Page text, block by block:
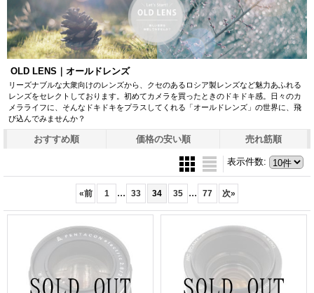
OLD LENS｜オールドレンズ
リーズナブルな大衆向けのレンズから、クセのあるロシア製レンズなど魅力あふれる
レンズをセレクトしております。初めてカメラを買ったときのドキドキ感。日々のカ
メラライフに、そんなドキドキをプラスしてくれる「オールドレンズ」の世界に、飛
び込んでみませんか？
おすすめ順 価格の安い順 売れ筋順
表示件数:
«前 1 ... 33 34 35 ... 77 次»